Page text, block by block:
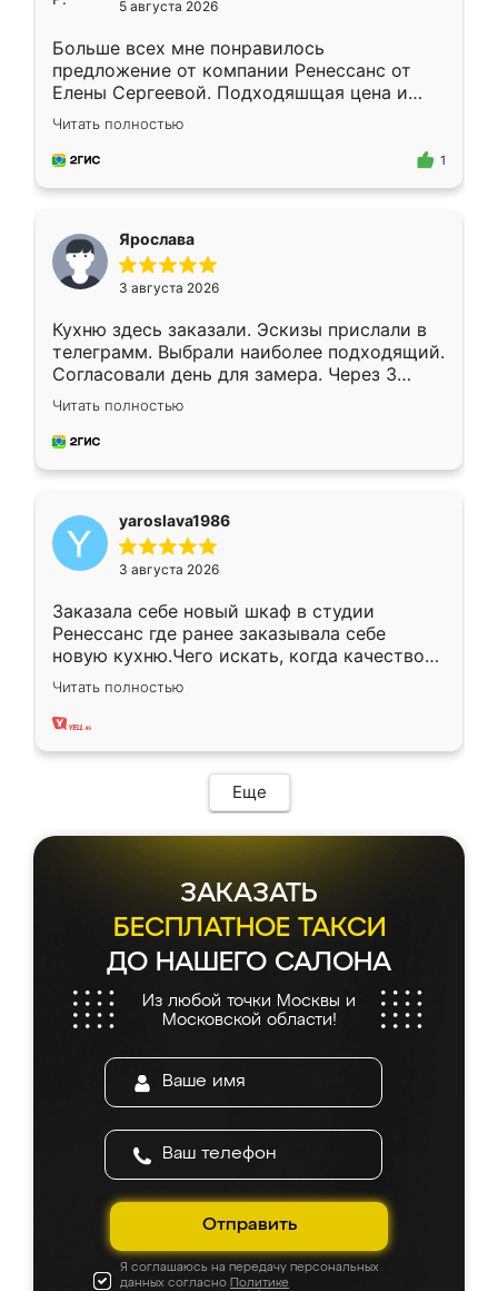
5 августа 2026
Больше всех мне понравилось
предложение от компании Ренессанс от
Елены Сергеевой. Подходяшщая цена и
короткие сроки изготовления. Приехавший
для замера сотрудник Владислав
предложил по моему эскизу самый
Читать полностью
1
Ярослава
3 августа 2026
Кухню здесь заказали. Эскизы прислали в
телеграмм. Выбрали наиболее подходящий.
Согласовали день для замера. Через 3
недели кухня была уже готова. Остались
довольны работой. Спасибо Ренессанс
мебель за качественную работу!
Читать полностью
yaroslava1986
3 августа 2026
Заказала себе новый шкаф в студии
Ренессанс где ранее заказывала себе
новую кухню.Чего искать, когда качеством
вполне довольна. Служит кухня уже почти
два года, нареканий нет.
Читать полностью
Еще
ЗАКАЗАТЬ
БЕСПЛАТНОЕ ТАКСИ
ДО НАШЕГО САЛОНА
Из любой точки Москвы и
Московской области!
Отправить
Я соглашаюсь на передачу персональных
данных согласно Политике